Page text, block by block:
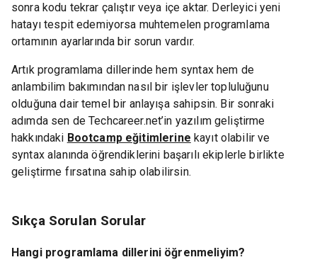
sonra kodu tekrar çalıştır veya içe aktar. Derleyici yeni
hatayı tespit edemiyorsa muhtemelen programlama
ortamının ayarlarında bir sorun vardır.
Artık programlama dillerinde hem syntax hem de
anlambilim bakımından nasıl bir işlevler topluluğunu
olduğuna dair temel bir anlayışa sahipsin. Bir sonraki
adımda sen de Techcareer.net’in yazılım geliştirme
hakkındaki Bootcamp eğitimlerine kayıt olabilir ve
syntax alanında öğrendiklerini başarılı ekiplerle birlikte
geliştirme fırsatına sahip olabilirsin.
Sıkça Sorulan Sorular
Hangi programlama dillerini öğrenmeliyim?